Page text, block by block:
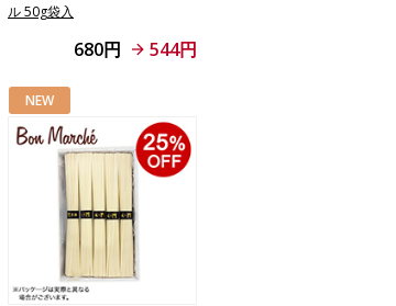
ル 50g袋入
680円 544円
NEW